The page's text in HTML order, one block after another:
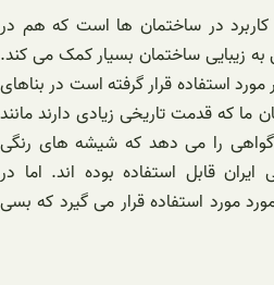
در ساختمان ها است که هم در
زیبایی ساختمان بسیار کمک می کند.
استفاده قرار گرفته است در بناهای
ما که قدمت تاریخی زیادی دارند مانند
را می دهد که شیشه های رنگی
قابل استفاده بوده اند. اما در
مورد استفاده قرار می گیرد که بسی